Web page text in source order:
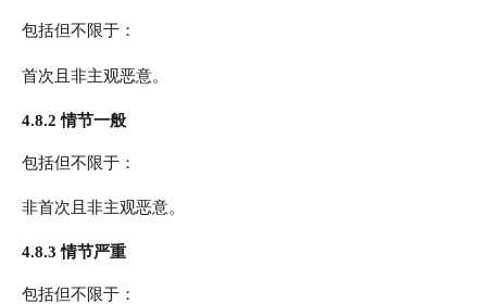
包括但不限于：
首次且非主观恶意。
4.8.2 情节一般
包括但不限于：
非首次且非主观恶意。
4.8.3 情节严重
包括但不限于：